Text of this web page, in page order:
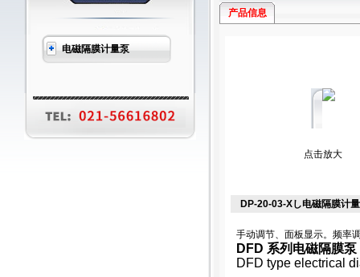
电磁隔膜计量泵
产品信息
点击放大
DP-20-03-Xし电磁隔膜计
手动调节、面板显示。频率
DFD 系列电磁隔膜泵
DFD type electrical